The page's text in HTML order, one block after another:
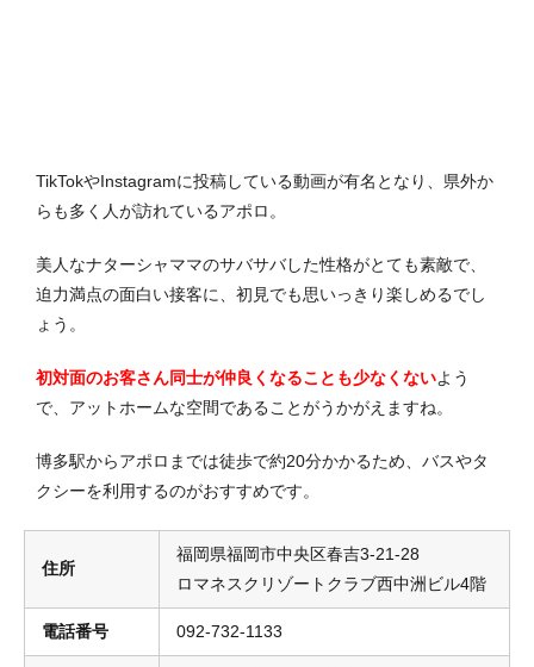
TikTokやInstagramに投稿している動画が有名となり、県外か
らも多く人が訪れているアポロ。
美人なナターシャママのサバサバした性格がとても素敵で、
迫力満点の面白い接客に、初見でも思いっきり楽しめるでし
ょう。
初対面のお客さん同士が仲良くなることも少なくないよう
で、アットホームな空間であることがうかがえますね。
博多駅からアポロまでは徒歩で約20分かかるため、バスやタ
クシーを利用するのがおすすめです。
住所
福岡県福岡市中央区春吉3-21-28
ロマネスクリゾートクラブ西中洲ビル4階
電話番号 092-732-1133